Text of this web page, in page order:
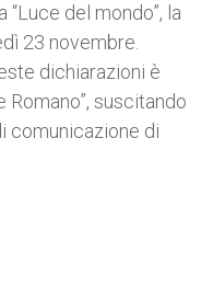
del mondo”, la
23 novembre.
dichiarazioni è
Romano”, suscitando
comunicazione di